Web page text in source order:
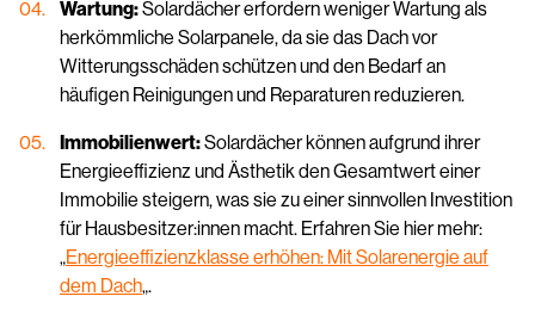
Wartung:Solardächer erfordern weniger Wartung als
herkömmliche Solarpanele, da sie das Dach vor
Witterungsschäden schützen und den Bedarf an
häufigen Reinigungen und Reparaturen reduzieren.
Immobilienwert:Solardächer können aufgrund ihrer
Energieeffizienz und Ästhetik den Gesamtwert einer
Immobilie steigern, was sie zu einer sinnvollen Investition
für Hausbesitzer:innen macht. Erfahren Sie hier mehr:
„Energieeffizienzklasse erhöhen: Mit Solarenergie auf
dem Dach„.